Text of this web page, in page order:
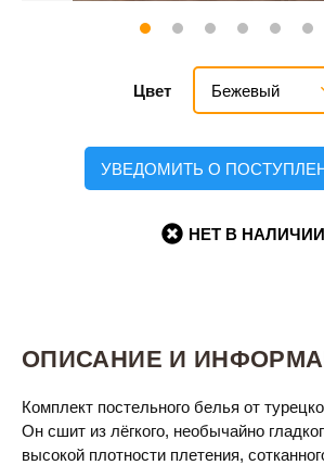
Цвет Бежевый
УВЕДОМИТЬ О
НЕТ В НАЛИЧИИ
ОПИСАНИЕ И
Комплект постельного белья от
Он сшит из лёгкого, необычайно
высокой плотности плетения,